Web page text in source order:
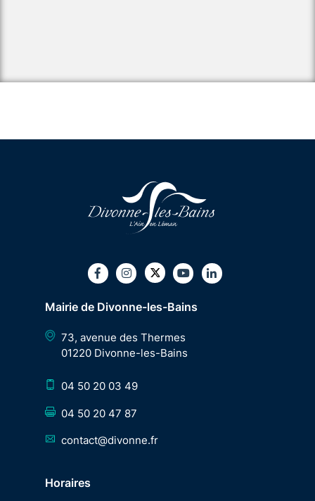
FacebookInstagram
TwitterYoutubeLinkedIn
Mairie de Divonne-les-Bains
73, avenue des Thermes
01220 Divonne-les-Bains
04 50 20 03 49
04 50 20 47 87
contact@divonne.fr
Horaires